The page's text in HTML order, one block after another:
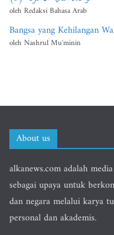
oleh Redaksi Bahasa Arab
Bangsa yang Kehilangan
oleh Nashrul Mu'minin
About us
alkanews.com adalah
sebagai upaya untuk
dan negara melalui karya
personal dan akademis.